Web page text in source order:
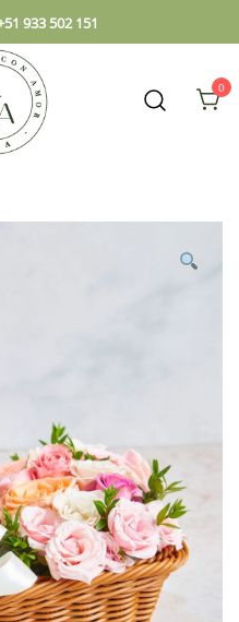
933 502 151
lugar.
0